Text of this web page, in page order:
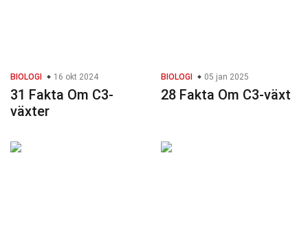
BIOLOGI 16 okt 2024
31 Fakta Om C3-
växter
BIOLOGI 05 jan 2025
28 Fakta Om C3-växt